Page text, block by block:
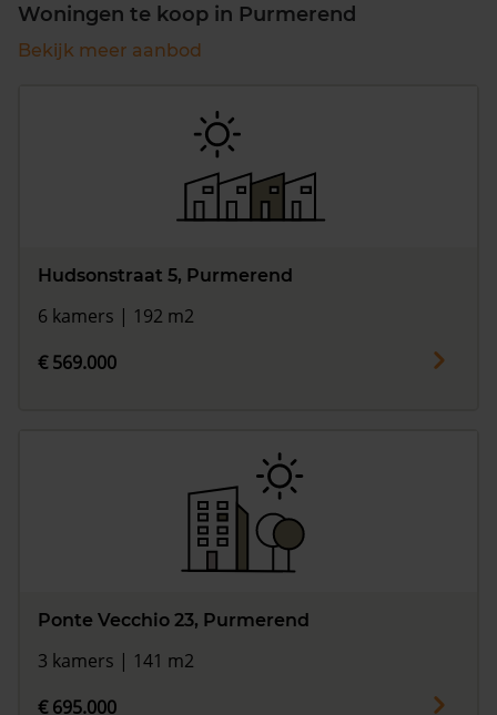
Woningen te koop in Purmerend
Bekijk meer aanbod
Hudsonstraat 5, Purmerend
6 kamers | 192 m2
€ 569.000
Ponte Vecchio 23, Purmerend
3 kamers | 141 m2
€ 695.000